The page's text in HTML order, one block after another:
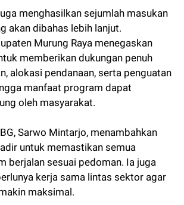
menghasilkan sejumlah masukan
akan dibahas lebih lanjut.
Murung Raya menegaskan
memberikan dukungan penuh
alokasi pendanaan, serta penguatan
manfaat program dapat
oleh masyarakat.
Sarwo Mintarjo, menambahkan
untuk memastikan semua
berjalan sesuai pedoman. Ia juga
kerja sama lintas sektor agar
maksimal.